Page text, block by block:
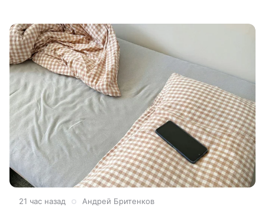
21 час назад Андрей Бритенков